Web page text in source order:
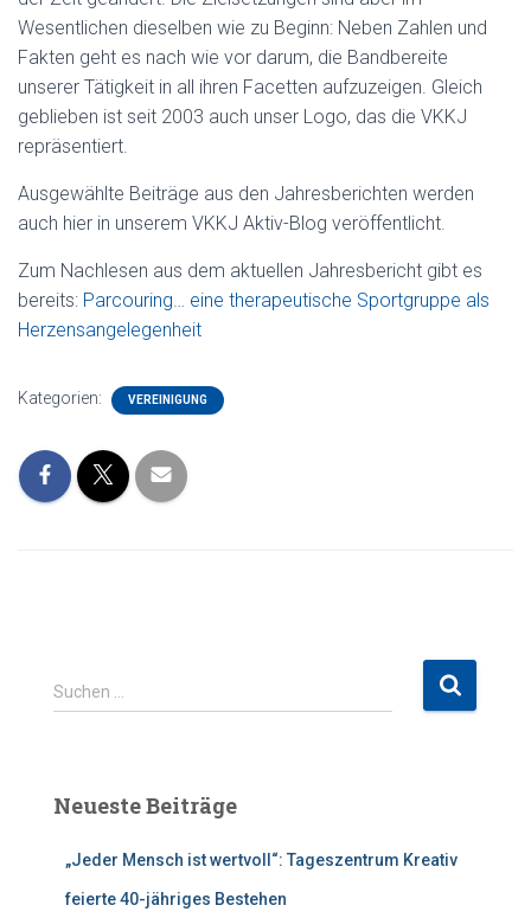
Wesentlichen dieselben wie zu Beginn: Neben Zahlen und
Fakten geht es nach wie vor darum, die Bandbereite
unserer Tätigkeit in all ihren Facetten aufzuzeigen. Gleich
geblieben ist seit 2003 auch unser Logo, das die VKKJ
repräsentiert.
Ausgewählte Beiträge aus den Jahresberichten werden
auch hier in unserem VKKJ Aktiv-Blog veröffentlicht.
Zum Nachlesen aus dem aktuellen Jahresbericht gibt es
bereits: Parcouring… eine therapeutische Sportgruppe als
Herzensangelegenheit
Kategorien: VEREINIGUNG
S
u
n
Suchen …
Neueste Beiträge
„Jeder Mensch ist wertvoll“: Tageszentrum Kreativ
feierte 40-jähriges Bestehen